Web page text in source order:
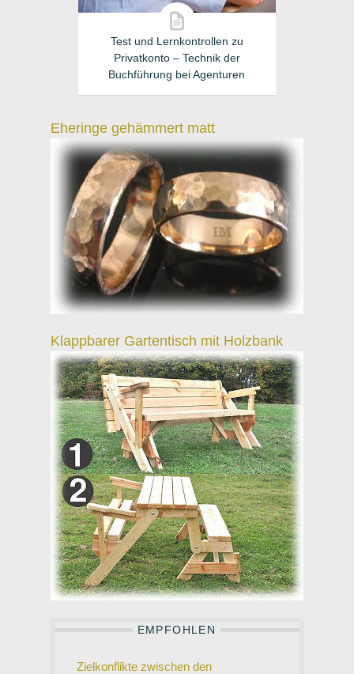
Test und Lernkontrollen zu
Privatkonto – Technik der
Buchführung bei Agenturen
Eheringe gehämmert matt
Klappbarer Gartentisch mit Holzbank
EMPFOHLEN
Zielkonflikte zwischen den